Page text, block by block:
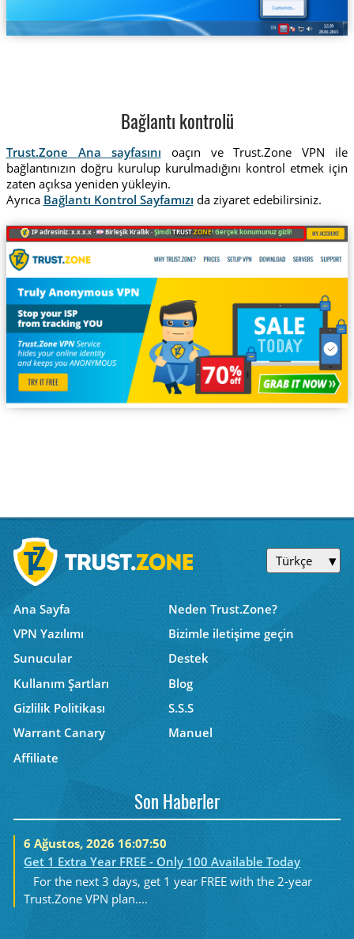
Bağlantı kontrolü
Trust.Zone Ana sayfasını oaçın ve Trust.Zone VPN ile
bağlantınızın doğru kurulup kurulmadığını kontrol etmek için
zaten açıksa yeniden yükleyin.
Ayrıca Bağlantı Kontrol Sayfamızı da ziyaret edebilirsiniz.
IP adresiniz: x.x.x.x · Birleşik Krallık ·ŞimdiTRUST.ZONE! Gerçek konumunuz gizli!
Türkçe
Ana Sayfa
Neden Trust.Zone?
VPN Yazılımı
Bizimle iletişime geçin
Sunucular
Destek
Kullanım Şartları
Blog
Gizlilik Politikası
S.S.S
Warrant Canary
Manuel
Affiliate
Son Haberler
6 Ağustos, 2026 16:07:50
Get 1 Extra Year FREE - Only 100 Available Today
For the next 3 days, get 1 year FREE with the 2-year
Trust.Zone VPN plan....